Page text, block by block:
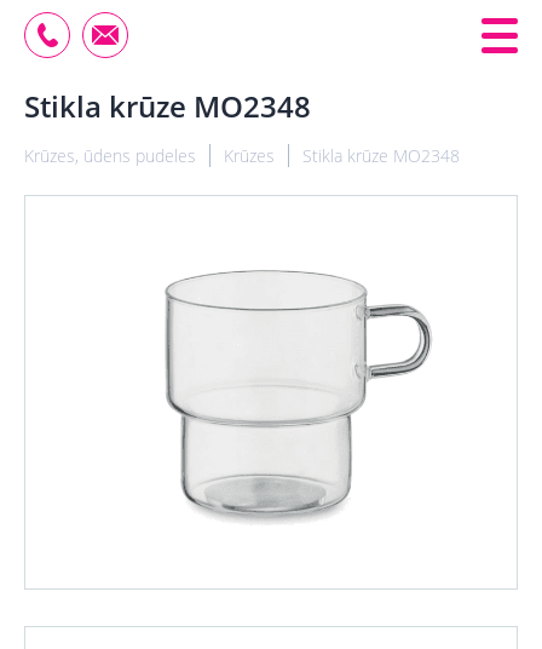
Stikla krūze MO2348
Krūzes, ūdens pudeles Krūzes Stikla krūze MO2348